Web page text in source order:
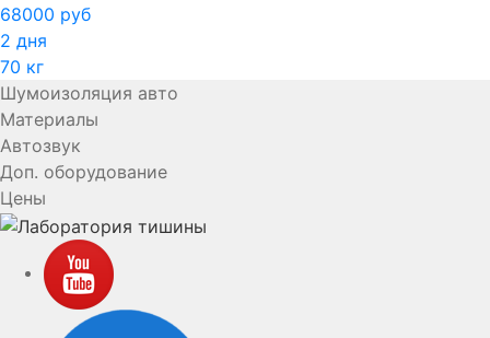
68000 руб
2 дня
70 кг
Шумоизоляция авто
Материалы
Автозвук
Доп. оборудование
Цены